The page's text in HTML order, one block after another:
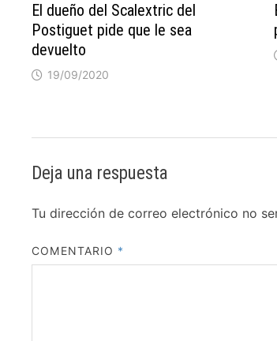
El dueño del Scalextric del
Postiguet pide que le sea
devuelto
19/09/2020
Deja una respuesta
Tu dirección de correo electrónico no
COMENTARIO *